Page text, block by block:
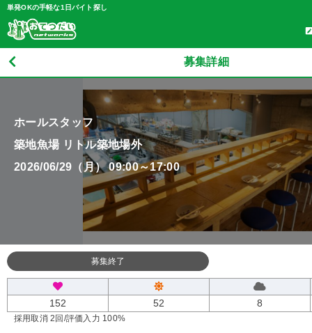
単発OKの手軽な1日バイト探し
募集詳細
ホールスタッフ
築地魚場 リトル築地場外
2026/06/29（月） 09:00～17:00
募集終了
152 52 8
採用取消 2回 /評価入力 100%